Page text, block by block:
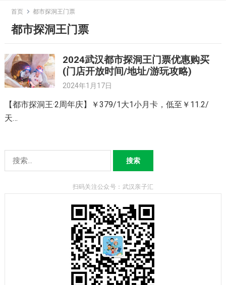
content
首页 都市探洞王门票
都市探洞王门票
2024武汉都市探洞王门票优惠购买
(门店开放时间/地址/游玩攻略)
2024年1月17日
【都市探洞王·2周年庆】￥379/1大1小月卡，低至￥11.2/
天…
索：
扫码关注公众号：武汉亲子汇